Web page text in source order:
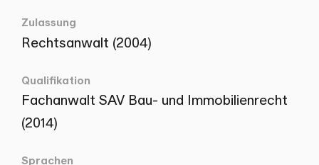
Zulassung
Rechtsanwalt (2004)
Qualifikation
Fachanwalt SAV Bau- und Immobilienrecht
(2014)
Sprachen